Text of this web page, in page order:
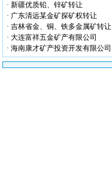
· 新疆优质铅、锌矿转让
· 广东清远某金矿探矿权转让
· 吉林省金、铜、铁多金属矿转让
· 大连富祥五金矿产有限公司
· 海南康才矿产投资开发有限公司